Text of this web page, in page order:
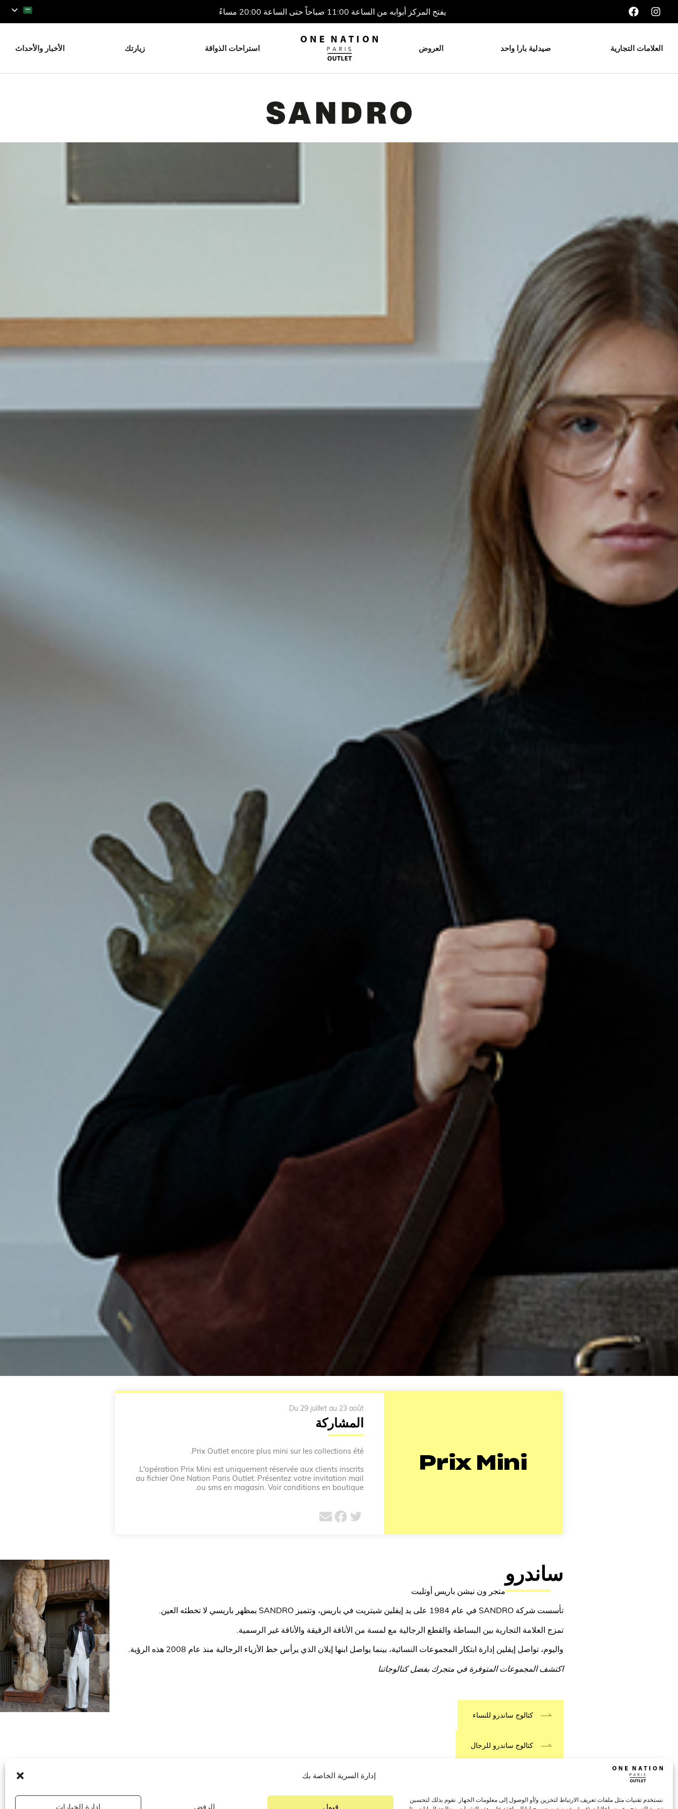
إدارة السرية الخاصة بك
نستخدم تقنيات مثل ملفات تعريف الارتباط لتخزين و/أو الوصول إلى معلومات الجهاز. نقوم بذلك لتحسين
قبول الرفض إدارة الخيارات
يفتح المركز أبوابه من الساعة 11:00 صباحاً حتى الساعة 20:00 مساءً
العلامات التجارية صيدلية بارا واحد العروض استراحات الذواقة زيارتك الأخبار والأحداث
Prix Mini
Du 29 juillet au 23 août
المشاركة
Prix Outlet encore plus mini sur les collections été.
L'opération Prix Mini est uniquement réservée aux clients inscrits
au fichier One Nation Paris Outlet. Présentez votre invitation mail
ou sms en magasin. Voir conditions en boutique.
ساندرو
متجر ون نيشن باريس أوتليت
تأسست شركة SANDRO في عام 1984 على يد إيفلين شيتريت في باريس، وتتميز SANDRO بمظهر باريسي لا تخطئه العين.
تمزج العلامة التجارية بين البساطة والقطع الرجالية مع لمسة من الأناقة الرقيقة والأناقة غير الرسمية.
واليوم، تواصل إيفلين إدارة ابتكار المجموعات النسائية، بينما يواصل ابنها إيلان الذي يرأس خط الأزياء الرجالية منذ عام 2008 هذه الرؤية.
اكتشف المجموعات المتوفرة في متجرك بفضل كتالوجاتنا
كتالوج ساندرو للنساء
كتالوج ساندرو للرجال